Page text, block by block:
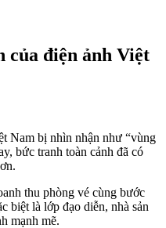
của điện ảnh Việt
Nam bị nhìn nhận như “vùng
bức tranh toàn cảnh đã có
thu phòng vé cùng bước
biệt là lớp đạo diễn, nhà sản
mạnh mẽ.